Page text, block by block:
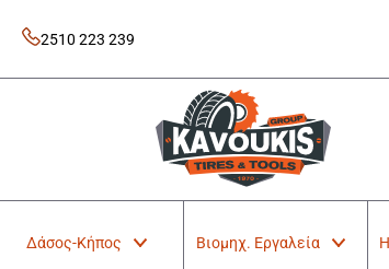
content
2510 223 239
Kavoukis Tools
Tires & Tools
Δάσος-Κήπος Βιομηχ. Εργαλεία